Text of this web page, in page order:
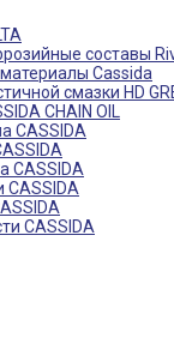
составы
Cassida
смазки HD
CHAIN OIL
CASSIDA
CASSIDA
CASSIDA
CASSIDA